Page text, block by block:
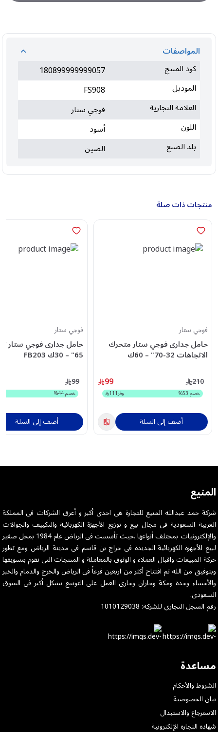
المواصفات
كود المنتج
180899999999057
الموديل
FS908
العلامة التجارية
فوجي ستار
اللون
أسود
بلد الصنع
الصين
منتجات ذات صلة
فوجي ستار
حامل جدارى فوجي ستار متحرك
الاتجاهات 32-70" – 60ك
99 210
خصم53
% وفر111
أضف إلى السلة
فوجي ستار
65" – 30ك FB203
99
خصم44
%
أضف إلى السلة
المنيع
شركة حمد عبدالله المنيع للتجارة هى احدى أكبر و أعرق الشركات فى المملكة
العربية السعودية فى مجال بيع و توزيع الأجهزة الكهربائية والتكييف والجوالات
والإلكترونيات بمختلف أنواعها .حيث تأسست فى الرياض عام 1984 بمحل صغير
لبيع الأجهزة الكهربائية الجديدة فى حراج بن قاسم فى مدينة الرياض ومع تطور
حركة المبيعات واقبال العملاء و الوثوق بالمعاملة و المنتجات التى نقوم بتسويقها
وبتوفيق من الله تم افتتاح أكثر من اربعين فرعاً فى الرياض والخرج والدمام والخبر
والأحساء وجدة ومكة وجازان وجارى العمل على التوسع بشكل أكبر فى السوق
السعودى.
رقم السجل التجاري للشركة: 1010129038
مساعدة
الشروط والأحكام
بيان الخصوصية
الاسترجاع والاستبدال
شهاده التجاره الإلكترونية